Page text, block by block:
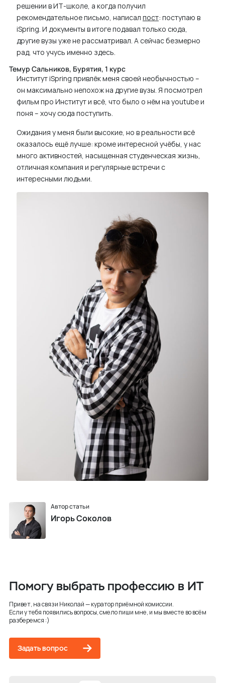
решении в ИТ-школе, а когда получил
рекомендательное письмо, написал пост: поступаю в
iSpring. И документы в итоге подавал только сюда,
другие вузы уже не рассматривал. А сейчас безмерно
рад, что учусь именно здесь.
Темур Сальников, Бурятия, 1 курс
Институт iSpring привлёк меня своей необычностью –
он максимально непохож на другие вузы. Я посмотрел
фильм про Институт и всё, что было о нём на youtube и
поня – хочу сюда поступить.
Ожидания у меня были высокие, но в реальности всё
оказалось ещё лучше: кроме интересной учёбы, у нас
много активностей, насыщенная студенческая жизнь,
отличная компания и регулярные встречи с
интересными людьми.
Автор статьи
Игорь Соколов
Помогу выбрать профессию в ИТ
Привет, на связи Николай — куратор приёмной комиссии.
Если у тебя появились вопросы, смело пиши мне, и мы вместе во всём
разберемся :)
Задать вопрос